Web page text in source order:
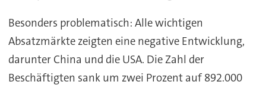
Besonders problematisch: Alle wichtigen
Absatzmärkte zeigten eine negative Entwicklung,
darunter China und die USA. Die Zahl der
Beschäftigten sank um zwei Prozent auf 892.000